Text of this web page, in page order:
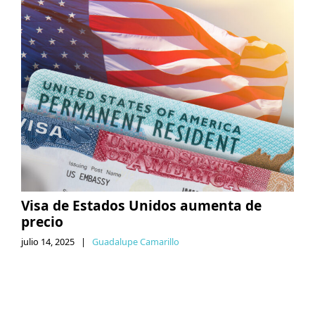
Visa de Estados Unidos aumenta de
precio
julio 14, 2025 | Guadalupe Camarillo